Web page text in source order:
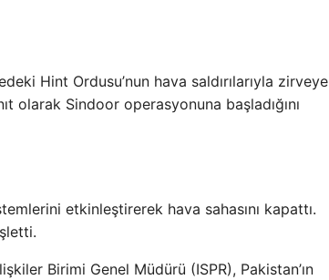
Hint Ordusu’nun hava saldırılarıyla zirveye
olarak Sindoor operasyonuna başladığını
etkinleştirerek hava sahasını kapattı.
Birimi Genel Müdürü (ISPR), Pakistan’ın